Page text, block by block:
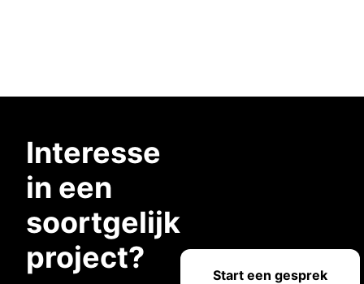
Interesse
in een
soortgelijk
project?
Start een gesprek